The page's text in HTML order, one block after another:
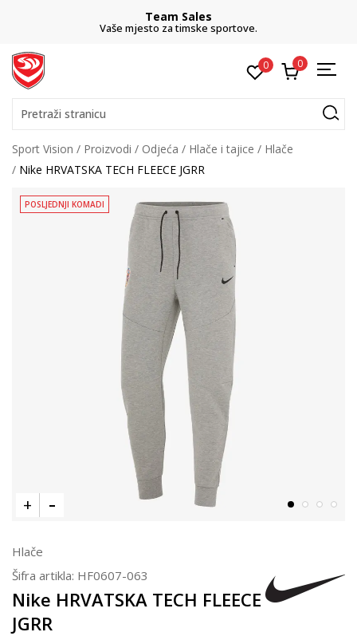
Team Sales
Vaše mjesto za timske sportove.
0 0
Pretraži stranicu
Sport Vision Proizvodi Odjeća Hlače i tajice
Hlače
Nike HRVATSKA TECH FLEECE JGRR
POSLJEDNJI KOMADI
Hlače
Šifra artikla: HF0607-063
Nike HRVATSKA TECH FLEECE
JGRR